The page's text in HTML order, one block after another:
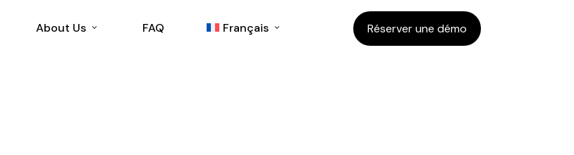
About Us FAQ Français Réserver une démo